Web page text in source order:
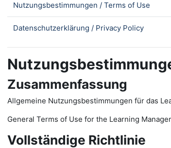
Nutzungsbestimmungen / Terms of Use
Datenschutzerklärung / Privacy Policy
Zusammenfassung
Allgemeine Nutzungsbestimmungen für das
General Terms of Use for the Learning M
Vollständige Richtlinie